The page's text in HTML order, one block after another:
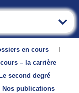
en cours
– la carrière
Le second degré
Nos publications